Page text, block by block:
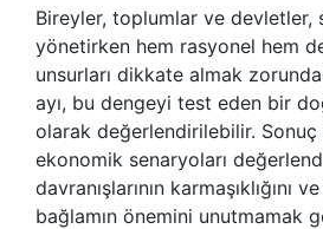
Bireyler, toplumlar ve devletler,
yönetirken hem rasyonel hem
unsurları dikkate almak
ayı, bu dengeyi test eden bir
olarak değerlendirilebilir.
ekonomik senaryoları
davranışlarının karmaşıklığını
bağlamın önemini unutmamak